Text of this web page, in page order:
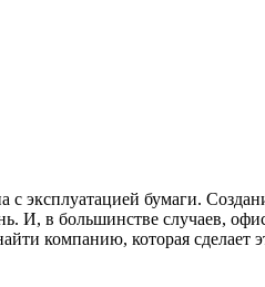
с эксплуатацией бумаги.
И, в большинстве случаев,
компанию, которая сделает